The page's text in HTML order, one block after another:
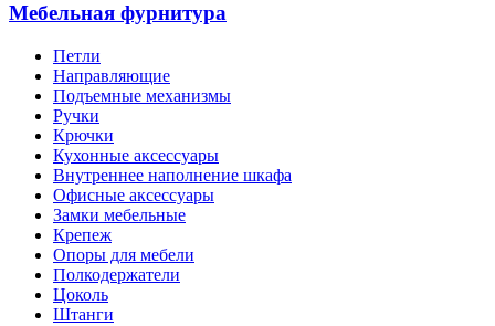
Мебельная фурнитура
Петли
Направляющие
Подъемные механизмы
Ручки
Крючки
Кухонные аксессуары
Внутреннее наполнение шкафа
Офисные аксессуары
Замки мебельные
Крепеж
Опоры для мебели
Полкодержатели
Цоколь
Штанги